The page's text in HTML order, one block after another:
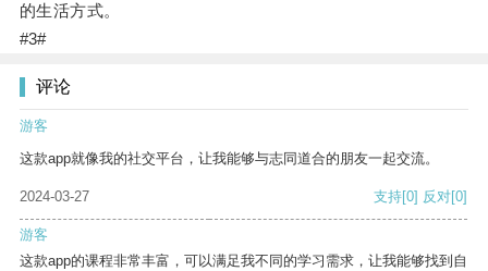
的生活方式。
#3#
评论
游客
这款app就像我的社交平台，让我能够与志同道合的朋友一起交流。
2024-03-27 支持[0] 反对[0]
游客
这款app的课程非常丰富，可以满足我不同的学习需求，让我能够找到自